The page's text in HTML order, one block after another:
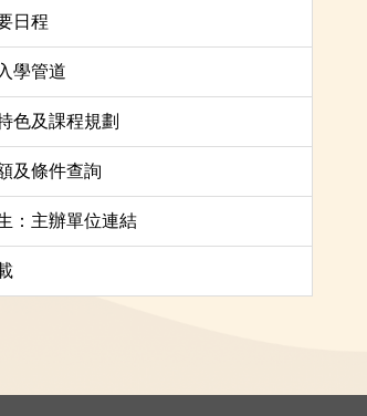
日程
學管道
色及課程規劃
及條件查詢
：主辦單位連結